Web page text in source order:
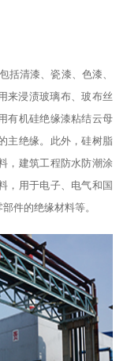
括清漆、瓷漆、色漆、
来浸渍玻璃布、玻布丝
有机硅绝缘漆粘结云母
主绝缘。此外，硅树脂
，建筑工程防水防潮涂
，用于电子、电气和国
件的绝缘材料等。